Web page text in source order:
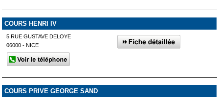
COURS HENRI IV
5 RUE GUSTAVE DELOYE
06000 - NICE
COURS PRIVE GEORGE SAND